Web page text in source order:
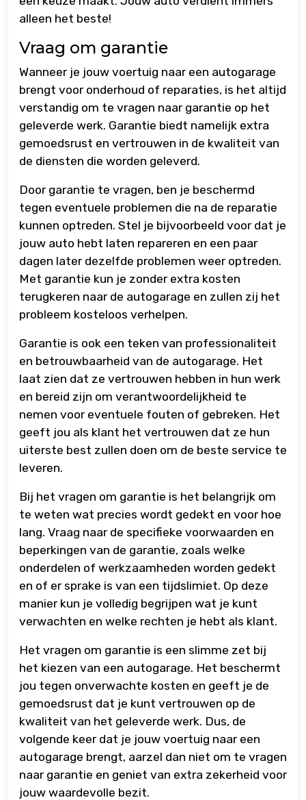
alleen het beste!
Vraag om garantie
Wanneer je jouw voertuig naar een autogarage
brengt voor onderhoud of reparaties, is het altijd
verstandig om te vragen naar garantie op het
geleverde werk. Garantie biedt namelijk extra
gemoedsrust en vertrouwen in de kwaliteit van
de diensten die worden geleverd.
Door garantie te vragen, ben je beschermd
tegen eventuele problemen die na de reparatie
kunnen optreden. Stel je bijvoorbeeld voor dat je
jouw auto hebt laten repareren en een paar
dagen later dezelfde problemen weer optreden.
Met garantie kun je zonder extra kosten
terugkeren naar de autogarage en zullen zij het
probleem kosteloos verhelpen.
Garantie is ook een teken van professionaliteit
en betrouwbaarheid van de autogarage. Het
laat zien dat ze vertrouwen hebben in hun werk
en bereid zijn om verantwoordelijkheid te
nemen voor eventuele fouten of gebreken. Het
geeft jou als klant het vertrouwen dat ze hun
uiterste best zullen doen om de beste service te
leveren.
Bij het vragen om garantie is het belangrijk om
te weten wat precies wordt gedekt en voor hoe
lang. Vraag naar de specifieke voorwaarden en
beperkingen van de garantie, zoals welke
onderdelen of werkzaamheden worden gedekt
en of er sprake is van een tijdslimiet. Op deze
manier kun je volledig begrijpen wat je kunt
verwachten en welke rechten je hebt als klant.
Het vragen om garantie is een slimme zet bij
het kiezen van een autogarage. Het beschermt
jou tegen onverwachte kosten en geeft je de
gemoedsrust dat je kunt vertrouwen op de
kwaliteit van het geleverde werk. Dus, de
volgende keer dat je jouw voertuig naar een
autogarage brengt, aarzel dan niet om te vragen
naar garantie en geniet van extra zekerheid voor
jouw waardevolle bezit.